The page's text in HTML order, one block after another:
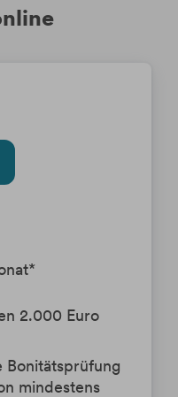
2.000 Euro
Bonitätsprüfung
mindestens